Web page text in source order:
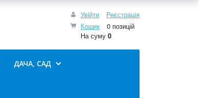
Увійти
Реєстрація
Кошик
0 позицій
На суму 0
ДАЧА, САД